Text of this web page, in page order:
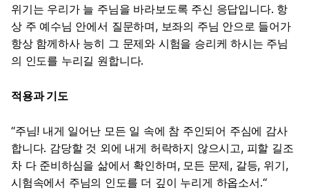
위기는 우리가 늘 주님을 바라보도록 주신 응답입니다. 항
상 주 예수님 안에서 질문하며, 보좌의 주님 안으로 들어가
항상 함께하사 능히 그 문제와 시험을 승리케 하시는 주님
의 인도를 누리길 원합니다.
적용과 기도
“주님! 내게 일어난 모든 일 속에 참 주인되어 주심에 감사
합니다. 감당할 것 외에 내게 허락하지 않으시고, 피할 길조
차 다 준비하심을 삶에서 확인하며, 모든 문제, 갈등, 위기,
시험속에서 주님의 인도를 더 깊이 누리게 하옵소서.“